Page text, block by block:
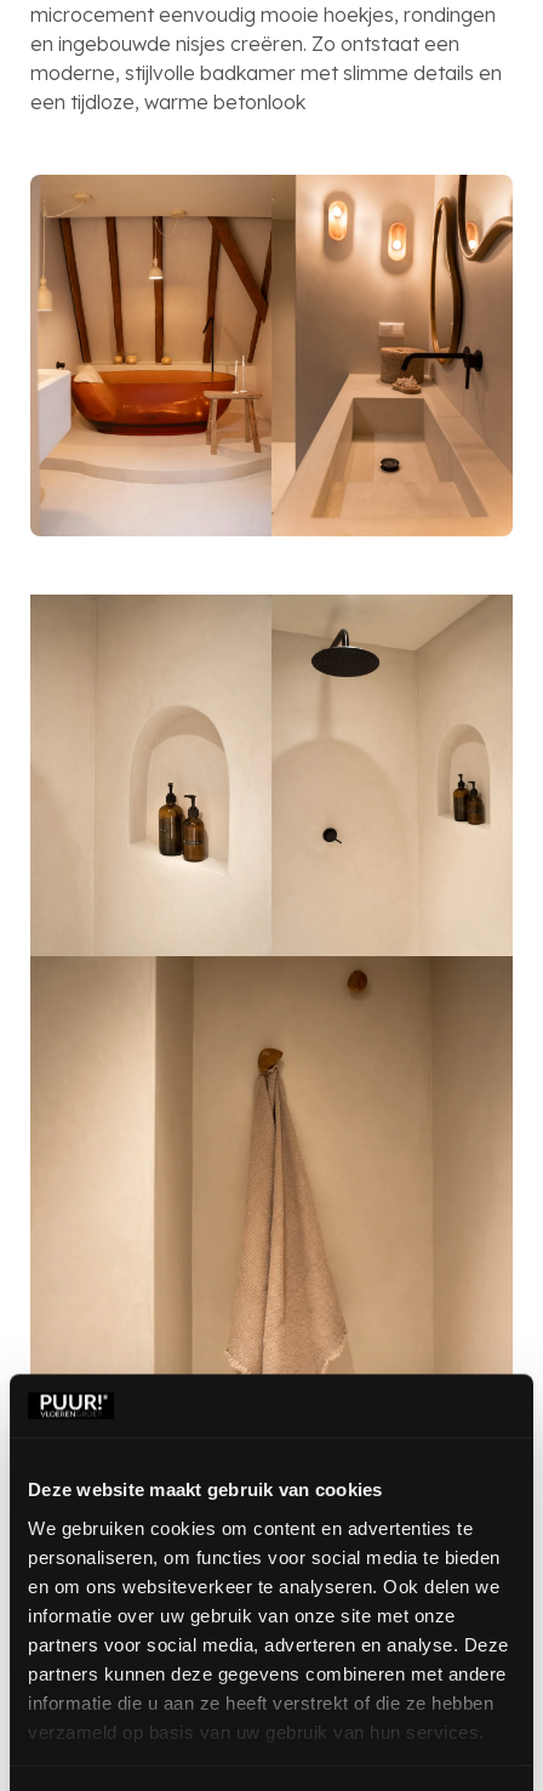
Deze website maakt gebruik van cookies
We gebruiken cookies om content en advertenties te
personaliseren, om functies voor social media te bieden
en om ons websiteverkeer te analyseren. Ook delen we
informatie over uw gebruik van onze site met onze
partners voor social media, adverteren en analyse. Deze
partners kunnen deze gegevens combineren met andere
informatie die u aan ze heeft verstrekt of die ze hebben
verzameld op basis van uw gebruik van hun services.
microcement eenvoudig mooie hoekjes, rondingen
en ingebouwde nisjes creëren. Zo ontstaat een
moderne, stijlvolle badkamer met slimme details en
een tijdloze, warme betonlook